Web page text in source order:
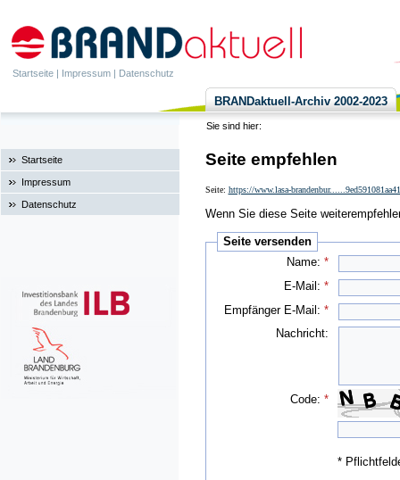
Startseite | Impressum | Datenschutz
BRANDaktuell-Archiv 2002-2023
Sie sind hier:
Startseite
Impressum
Datenschutz
Seite empfehlen
Seite: https://www.lasa-
Wenn Sie diese Seite
Seite versenden
Name:*
E-Mail:*
Empfänger E-Mail:*
Nachricht:
Code:*
*